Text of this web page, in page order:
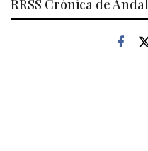
RRSS Crónica de